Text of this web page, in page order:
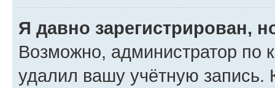
Я давно зарегистрирован,
Возможно, администратор по
удалил вашу учётную запись.